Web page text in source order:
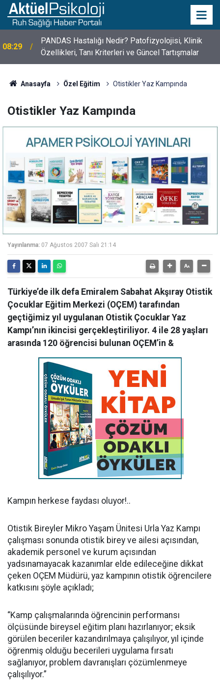
08:29
PANDAS Hastalığı Nedir? Patofizyolojisi, Klinik
Özellikleri, Tanı Kriterleri ve Güncel Tartışmalar
Anasayfa Özel Eğitim Otistikler Yaz Kampında
Otistikler Yaz Kampında
Yayınlanma: 07 Ağustos 2007 Salı 21:14
Türkiye’de ilk defa Emiralem Sabahat Akşıray Otistik
Çocuklar Eğitim Merkezi (OÇEM) tarafından
geçtiğimiz yıl uygulanan Otistik Çocuklar Yaz
Kampı’nın ikincisi gerçekleştiriliyor. 4 ile 28 yaşları
arasında 120 öğrencisi bulunan OÇEM’in &
Kampın herkese faydası oluyor!..
Otistik Bireyler Mikro Yaşam Ünitesi Urla Yaz Kampı
çalışması sonunda otistik birey ve ailesi açısından,
akademik personel ve kurum açısından
yadsınamayacak kazanımlar elde edileceğine dikkat
çeken OÇEM Müdürü, yaz kampının otistik öğrencilere
katkısını şöyle açıkladı;
“Kamp çalışmalarında öğrencinin performansı
ölçüsünde bireysel eğitim planı hazırlanıyor; eksik
görülen beceriler kazandırılmaya çalışılıyor, yıl içinde
öğrenmiş olduğu becerileri uygulama fırsatı
sağlanıyor, problem davranışları çözümlenmeye
çalışılıyor.”